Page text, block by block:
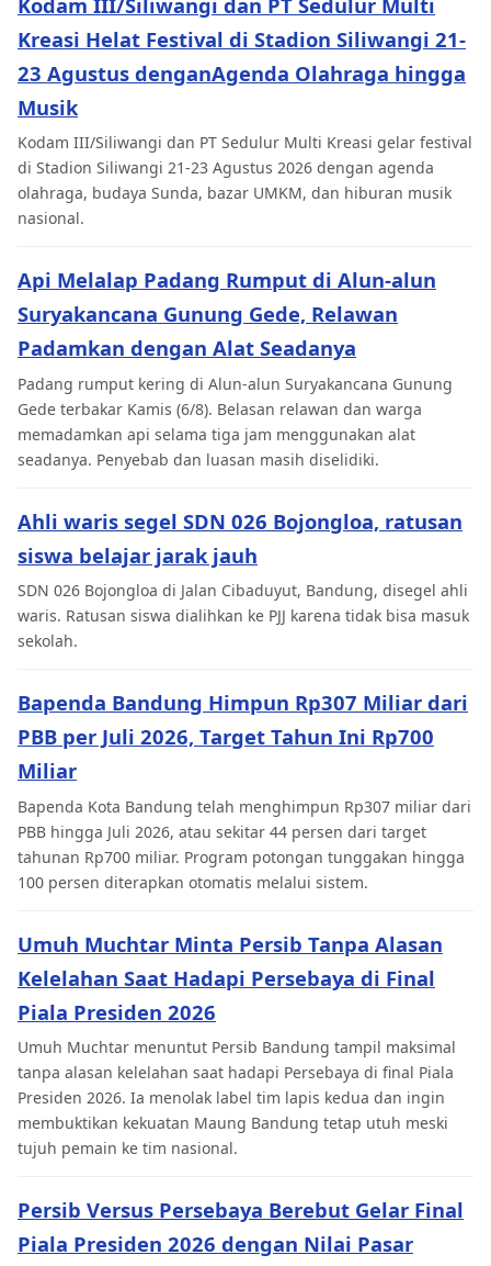
Kreasi Helat Festival di Stadion Siliwangi 21-
23 Agustus denganAgenda Olahraga hingga
Musik
Kodam III/Siliwangi dan PT Sedulur Multi Kreasi gelar festival
di Stadion Siliwangi 21-23 Agustus 2026 dengan agenda
olahraga, budaya Sunda, bazar UMKM, dan hiburan musik
nasional.
Api Melalap Padang Rumput di Alun-alun
Suryakancana Gunung Gede, Relawan
Padamkan dengan Alat Seadanya
Padang rumput kering di Alun-alun Suryakancana Gunung
Gede terbakar Kamis (6/8). Belasan relawan dan warga
memadamkan api selama tiga jam menggunakan alat
seadanya. Penyebab dan luasan masih diselidiki.
Ahli waris segel SDN 026 Bojongloa, ratusan
siswa belajar jarak jauh
SDN 026 Bojongloa di Jalan Cibaduyut, Bandung, disegel ahli
waris. Ratusan siswa dialihkan ke PJJ karena tidak bisa masuk
sekolah.
Bapenda Bandung Himpun Rp307 Miliar dari
PBB per Juli 2026, Target Tahun Ini Rp700
Miliar
Bapenda Kota Bandung telah menghimpun Rp307 miliar dari
PBB hingga Juli 2026, atau sekitar 44 persen dari target
tahunan Rp700 miliar. Program potongan tunggakan hingga
100 persen diterapkan otomatis melalui sistem.
Umuh Muchtar Minta Persib Tanpa Alasan
Kelelahan Saat Hadapi Persebaya di Final
Piala Presiden 2026
Umuh Muchtar menuntut Persib Bandung tampil maksimal
tanpa alasan kelelahan saat hadapi Persebaya di final Piala
Presiden 2026. Ia menolak label tim lapis kedua dan ingin
membuktikan kekuatan Maung Bandung tetap utuh meski
tujuh pemain ke tim nasional.
Persib Versus Persebaya Berebut Gelar Final
Piala Presiden 2026 dengan Nilai Pasar